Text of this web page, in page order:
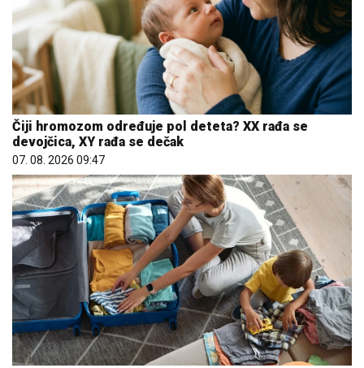
Čiji hromozom određuje pol deteta? XX rađa se
devojčica, XY rađa se dečak
07. 08. 2026 09:47